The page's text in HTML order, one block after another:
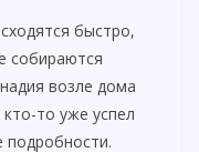
быстро,
собираются
возле дома
то уже успел
подробности.